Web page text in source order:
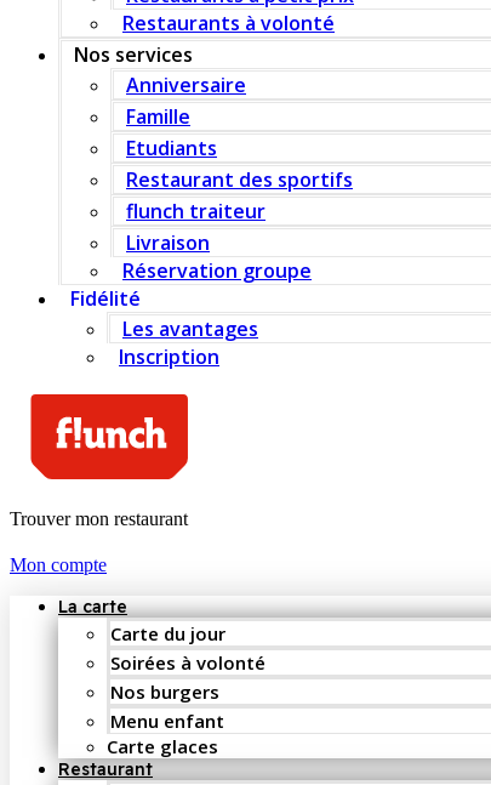
Restaurants à volonté
Nos services
Anniversaire
Famille
Etudiants
Restaurant des sportifs
flunch traiteur
Livraison
Réservation groupe
Fidélité
Les avantages
Inscription
Trouver mon restaurant
Mon compte
La carte
Carte du jour
Soirées à volonté
Nos burgers
Menu enfant
Carte glaces
Restaurant